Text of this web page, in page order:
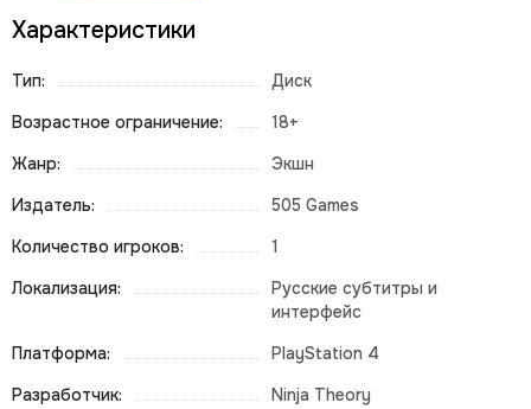
Характеристики
Тип:
Диск
Возрастное ограничение:
18+
Жанр:
Экшн
Издатель:
505 Games
Количество игроков:
1
Локализация:
Русские субтитры и
интерфейс
Платформа:
PlayStation 4
Разработчик:
Ninja Theory